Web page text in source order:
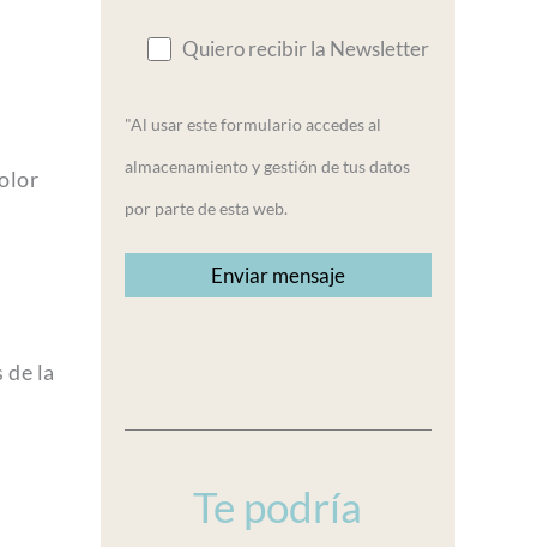
de la
Quiero recibir la Newsletter
"Al usar este formulario accedes al
almacenamiento y gestión de tus datos
por parte de esta web.
Te podría